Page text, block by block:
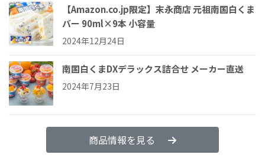
【Amazon.co.jp限定】末永商店 元祖南国白くま
バー 90ml×9本 小容量
2024年12月24日
南国白くまDXデラックス詰合せ メーカー直送
2024年7月23日
商品情報を見る